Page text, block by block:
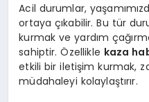
Acil durumlar,
ortaya çıkabilir. Bu tür
kurmak ve yardım
sahiptir. Özellikle kaza
etkili bir iletişim kurmak,
müdahaleyi kolaylaştırır.